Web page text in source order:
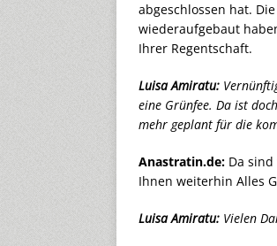
abgeschlossen hat.
wiederaufgebaut
Ihrer Regentschaft.
Luisa Amiratu:
eine Grünfee. Da ist
mehr geplant für die
Anastratin.de: Da
Ihnen weiterhin Alles
Luisa Amiratu: Vielen